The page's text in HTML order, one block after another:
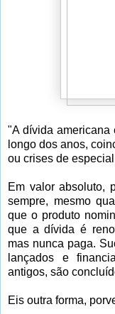
"A dívida americana
longo dos anos,
ou crises de
Em valor absoluto,
sempre, mesmo
que o produto
que a dívida é
mas nunca paga.
lançados e
antigos, são
Eis outra forma,